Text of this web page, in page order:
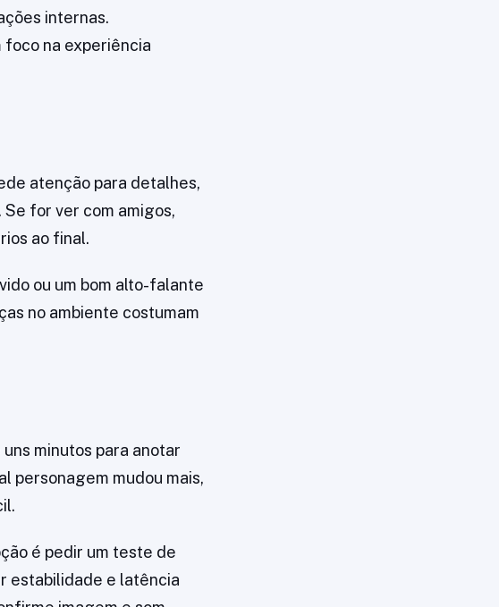
internas.
foco na experiência
atenção para detalhes,
for ver com amigos,
ao final.
ou um bom alto-falante
no ambiente costumam
minutos para anotar
personagem mudou mais,
é pedir um teste de
estabilidade e latência